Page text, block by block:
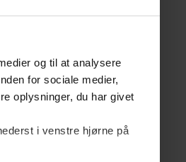
og til at analysere
for sociale medier,
oplysninger, du har givet
i venstre hjørne på